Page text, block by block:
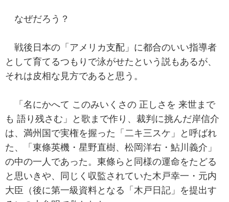
なぜだろう？
戦後日本の「アメリカ支配」に都合のいい指導者
として育てるつもりで泳がせたという説もあるが、
それは皮相な見方であると思う。
「名にかへて このみいくさの 正しさを 来世まで
も 語り残さむ」と歌まで作り、裁判に挑んだ岸信介
は、満州国で実権を握った「二キ三スケ」と呼ばれ
た、「東條英機・星野直樹、松岡洋右・鮎川義介」
の中の一人であった。東條らと同様の運命をたどる
と思いきや、同じく収監されていた木戸幸一・元内
大臣（後に第一級資料となる「木戸日記」を提出す